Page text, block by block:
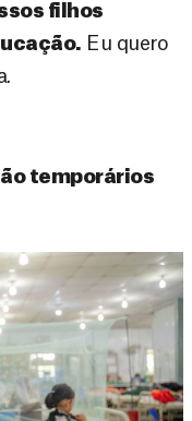
filhos
Eu quero
temporários